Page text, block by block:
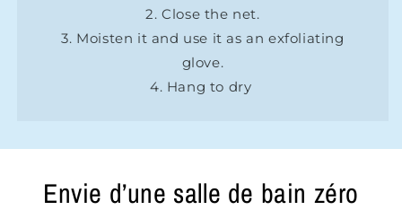
2. Close the net.
3. Moisten it and use it as an exfoliating
glove.
4. Hang to dry
Envie d’une salle de bain zéro